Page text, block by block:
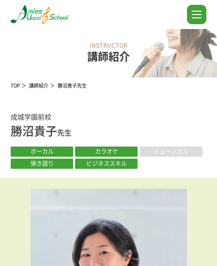
INSTRUCTOR
講師紹介
TOP 講師紹介 勝沼貴子先生
成城学園前校
勝沼貴子先生
ボーカル カラオケ
ミュージカル
弾き語り
ビジネススキル